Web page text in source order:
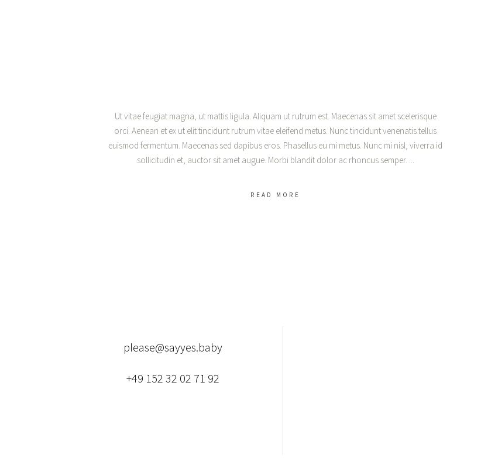
Ut vitae feugiat magna, ut mattis ligula. Aliquam ut rutrum est. Maecenas sit amet scelerisque
orci. Aenean et ex ut elit tincidunt rutrum vitae eleifend metus. Nunc tincidunt venenatis tellus
euismod fermentum. Maecenas sed dapibus eros. Phasellus eu mi metus. Nunc mi nisl, viverra id
sollicitudin et, auctor sit amet augue. Morbi blandit dolor ac rhoncus semper.
READ MORE
please@sayyes.baby
+49 152 32 02 71 92